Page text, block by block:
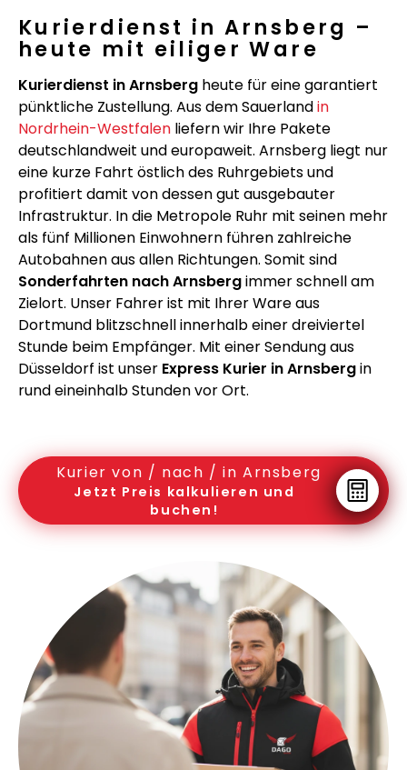
Kurierdienst in Arnsberg –
heute mit eiliger Ware
Kurierdienst in Arnsberg heute für eine garantiert
pünktliche Zustellung. Aus dem Sauerlandin
Nordrhein-Westfalen liefern wir Ihre Pakete
deutschlandweit und europaweit. Arnsberg liegt nur
eine kurze Fahrt östlich des Ruhrgebiets und
profitiert damit von dessen gut ausgebauter
Infrastruktur. In die Metropole Ruhr mit seinen mehr
als fünf Millionen Einwohnern führen zahlreiche
Autobahnen aus allen Richtungen. Somit sind
Sonderfahrten nach Arnsbergimmer schnell am
Zielort. Unser Fahrer ist mit Ihrer Ware aus
Dortmund blitzschnell innerhalb einer dreiviertel
Stunde beim Empfänger. Mit einer Sendung aus
Düsseldorf ist unser Express Kurier in Arnsbergin
rund eineinhalb Stunden vor Ort.
Kurier von / nach / in Arnsberg
Jetzt Preis kalkulieren und
buchen!